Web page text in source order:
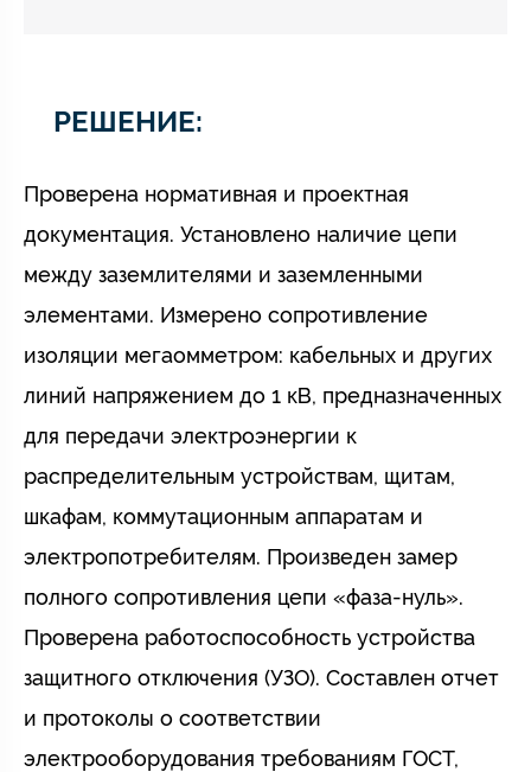
РЕШЕНИЕ:
Проверена нормативная и проектная
документация. Установлено наличие цепи
между заземлителями и заземленными
элементами. Измерено сопротивление
изоляции мегаомметром: кабельных и других
линий напряжением до 1 кВ, предназначенных
для передачи электроэнергии к
распределительным устройствам, щитам,
шкафам, коммутационным аппаратам и
электропотребителям. Произведен замер
полного сопротивления цепи «фаза-нуль».
Проверена работоспособность устройства
защитного отключения (УЗО). Составлен отчет
и протоколы о соответствии
электрооборудования требованиям ГОСТ,